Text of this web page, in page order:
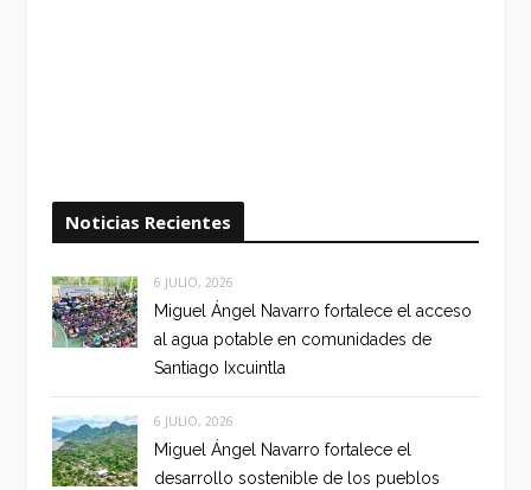
Noticias Recientes
6 JULIO, 2026
Miguel Ángel Navarro fortalece el acceso
al agua potable en comunidades de
Santiago Ixcuintla
6 JULIO, 2026
Miguel Ángel Navarro fortalece el
desarrollo sostenible de los pueblos